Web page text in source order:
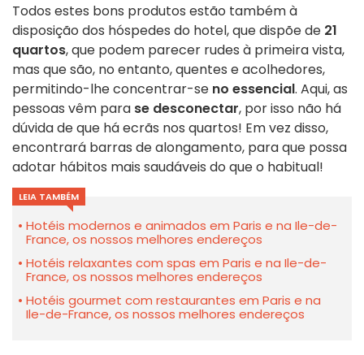
Todos estes bons produtos estão também à
disposição dos hóspedes do hotel, que dispõe de 21
quartos, que podem parecer rudes à primeira vista,
mas que são, no entanto, quentes e acolhedores,
permitindo-lhe concentrar-se no essencial. Aqui, as
pessoas vêm para se desconectar, por isso não há
dúvida de que há ecrãs nos quartos! Em vez disso,
encontrará barras de alongamento, para que possa
adotar hábitos mais saudáveis do que o habitual!
LEIA TAMBÉM
Hotéis modernos e animados em Paris e na Ile-de-
France, os nossos melhores endereços
Hotéis relaxantes com spas em Paris e na Ile-de-
France, os nossos melhores endereços
Hotéis gourmet com restaurantes em Paris e na
Ile-de-France, os nossos melhores endereços